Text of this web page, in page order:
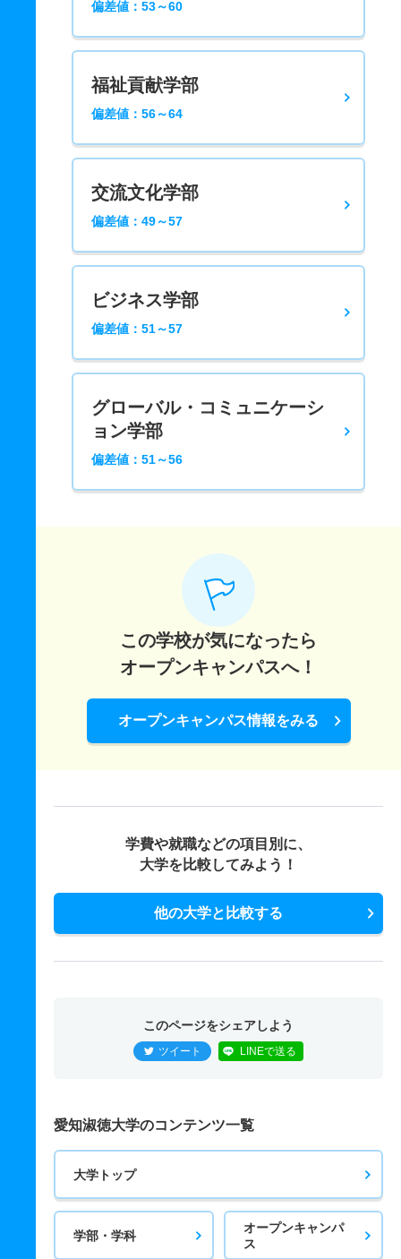
偏差値：53～60
福祉貢献学部
偏差値：56～64
交流文化学部
偏差値：49～57
ビジネス学部
偏差値：51～57
グローバル・コミュニケーシ
ョン学部
偏差値：51～56
この学校が気になったら
オープンキャンパスへ！
オープンキャンパス情報をみる
学費や就職などの項目別に、
大学を比較してみよう！
他の大学と比較する
このページをシェアしよう
ツイート LINEで送る
愛知淑徳大学のコンテンツ一覧
大学トップ
学部・学科
オープンキャンパ
ス